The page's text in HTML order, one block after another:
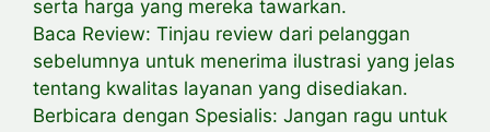
serta harga yang mereka tawarkan.
Baca Review: Tinjau review dari pelanggan
sebelumnya untuk menerima ilustrasi yang jelas
tentang kwalitas layanan yang disediakan.
Berbicara dengan Spesialis: Jangan ragu untuk